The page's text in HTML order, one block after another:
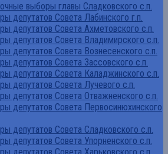
выборы главы Сладковского с.п.
депутатов Совета Лабинского г.п.
депутатов Совета Ахметовского с.п.
депутатов Совета Владимирского с.п.
депутатов Совета Вознесенского с.п.
депутатов Совета Зассовского с.п.
депутатов Совета Каладжинского с.п.
депутатов Совета Лучевого с.п.
депутатов Совета Отважненского с.п.
депутатов Совета Первосинюхинского
депутатов Совета Сладковского с.п.
депутатов Совета Упорненского с.п.